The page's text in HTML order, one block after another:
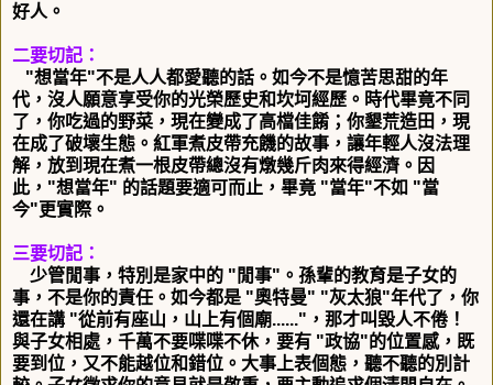
好人。
二要切記：
"想當年"不是人人都愛聽的話。如今不是憶苦思甜的年
代， 沒人願意享受你的光榮歷史和坎坷經歷。時代畢竟不同
了， 你吃過的野菜，現在變成了高檔佳餚；你墾荒造田， 現
在成了破壞生態。紅軍煮皮帶充饑的故事，讓年輕人沒法理
解， 放到現在煮一根皮帶總沒有燉幾斤肉來得經濟。因
此，"想當年" 的話題要適可而止，畢竟 "當年"不如 "當
今"更實際。
三要切記：
少管閒事，特別是家中的 "閒事"。孫輩的教育是子女的
事， 不是你的責任。如今都是 "奧特曼" "灰太狼"年代了，你
還在講 "從前有座山，山上有個廟......"，那才叫毀人不倦！
與子女相處，千萬不要喋喋不休，要有 "政協"的位置感， 既
要到位，又不能越位和錯位。大事上表個態，聽不聽的別計